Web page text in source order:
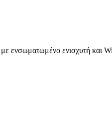
με ενσωματωμένο ενισχυτή